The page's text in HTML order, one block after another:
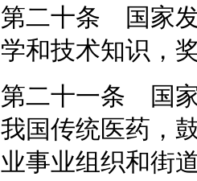
第二十条 国家
学和技术知识，
第二十一条 国
我国传统医药，
业事业组织和街